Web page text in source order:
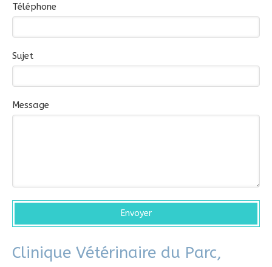
Téléphone
Sujet
Message
Envoyer
Clinique Vétérinaire du Parc,